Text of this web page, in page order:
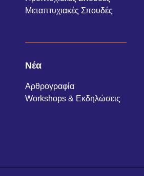
Μεταπτυχιακές Σπουδές
Νέα
Αρθρογραφία
Workshops & Εκδηλώσεις